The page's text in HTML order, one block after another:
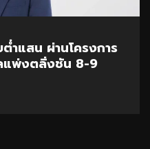
ำแสน ผ่านโครงการ
แพ่งตลิ่งชัน 8-9